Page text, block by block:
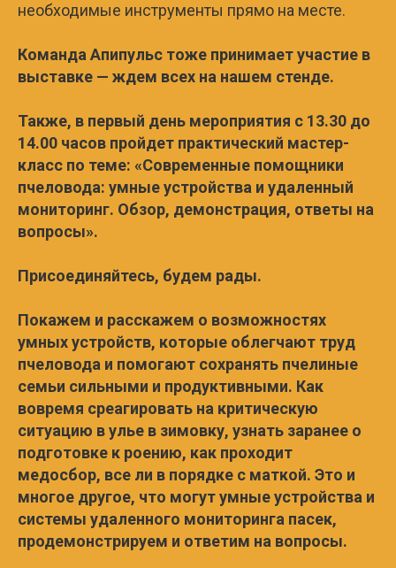
необходимые инструменты прямо на месте.
Команда Апипульс тоже принимает участие в
выставке — ждем всех на нашем стенде.
Также, в первый день мероприятия с 13.30 до
14.00 часов пройдет практический мастер-
класс по теме: «Современные помощники
пчеловода: умные устройства и удаленный
мониторинг. Обзор, демонстрация, ответы на
вопросы».
Присоединяйтесь, будем рады.
Покажем и расскажем о возможностях
умных устройств, которые облегчают труд
пчеловода и помогают сохранять пчелиные
семьи сильными и продуктивными. Как
вовремя среагировать на критическую
ситуацию в улье в зимовку, узнать заранее о
подготовке к роению, как проходит
медосбор, все ли в порядке с маткой. Это и
многое другое, что могут умные устройства и
системы удаленного мониторинга пасек,
продемонстрируем и ответим на вопросы.